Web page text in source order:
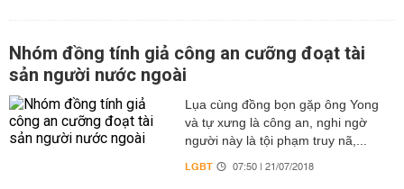
Nhóm đồng tính giả công an cưỡng đoạt tài
sản người nước ngoài
Lụa cùng đồng bọn gặp ông Yong
và tự xưng là công an, nghi ngờ
người này là tội phạm truy nã,...
LGBT 07:50 | 21/07/2018